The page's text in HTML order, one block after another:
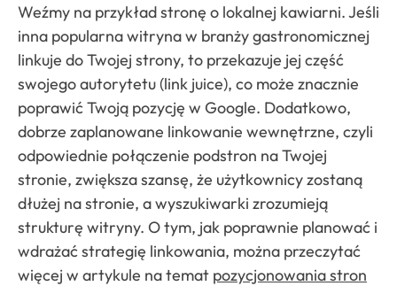
Weźmy na przykład stronę o lokalnej kawiarni. Jeśli
inna popularna witryna w branży gastronomicznej
linkuje do Twojej strony, to przekazuje jej część
swojego autorytetu (link juice), co może znacznie
poprawić Twoją pozycję w Google. Dodatkowo,
dobrze zaplanowane linkowanie wewnętrzne, czyli
odpowiednie połączenie podstron na Twojej
stronie, zwiększa szansę, że użytkownicy zostaną
dłużej na stronie, a wyszukiwarki zrozumieją
strukturę witryny. O tym, jak poprawnie planować i
wdrażać strategię linkowania, można przeczytać
więcej w artykule na temat pozycjonowania stron